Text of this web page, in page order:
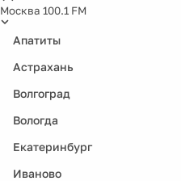
Москва 100.1 FM
Апатиты
Астрахань
Волгоград
Вологда
Екатеринбург
Иваново